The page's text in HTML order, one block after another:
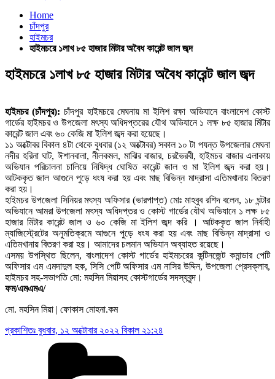
Home
চাঁদপুর
হাইমচর
হাইমচরে ১লাখ ৮৫ হাজার মিটার অবৈধ কারেন্ট জাল জব্দ
হাইমচরে ১লাখ ৮৫ হাজার মিটার অবৈধ কারেন্ট জাল জব্দ
হাইমচর (চাঁদপুর):চাঁদপুর হাইমচরে মেঘনায় মা ইলিশ রক্ষা অভিযানে বাংলাদেশ কোস্ট
গার্ডের হাইমচর ও উপজেলা মৎস্য অধিদপ্তরের যৌথ অভিযানে ১ লক্ষ ৮৫ হাজার মিটার
কারেন্ট জাল এবং ৬০ কেজি মা ইলিশ জব্দ করা হয়েছে।
১১ অক্টোবর বিকাল ৪টা থেকে বুধবার (১২ অক্টোবর) সকাল ১০ টা পযন্ত উপজেলার মেঘনা
নদীর হরিনা ঘাট, ঈশানবালা, নীলকমল, মাঝির বাজার, চরভৈরবী, হাইমচর বাজার এলাকায়
অভিযান পরিচালনা চালিয়ে নিষিদ্ধ ঘোষিত কারেন্ট জাল ও মা ইলিশ জব্দ করা হয়।
আটককৃত জাল আগুনে পুড়ে ধংষ করা হয় এবং মাছ বিভিন্ন মাদ্রাসা এতিমখানায় বিতরণ
করা হয়।
হাইমচর উপজেলা সিনিয়র মৎস্য অফিসার (ভারপাপ্ত) মোঃ মাহবুব রশিদ বলেন, ১৮ ঘন্টার
অভিযানে আমরা উপজেলা মৎস্য অধিদপ্তর ও কোস্ট গার্ডের যৌথ অভিযানে ১ লক্ষ ৮৫
হাজার মিটার কারেন্ট জাল ও ৬০ কেজি মা ইলিশ জব্দ করি । আটককৃত জাল নির্বাহী
ম্যাজিস্ট্রেটের অনুমতিক্রমে আগুনে পুড়ে ধংষ করা হয় এবং মাছ বিভিন্ন মাদ্রাসা ও
এতিমখানায় বিতরণ করা হয়। আমাদের চলমান অভিযান অব্যাহত রয়েছে।
এসময় উপস্থিত ছিলেন, বাংলাদেশ কোস্ট গার্ডের হাইমচরের কন্টিনজেন্ট কমান্ডার পেটি
অফিসার এম এমদাদুল হক, সিসি পেটি অফিসার এম নাসির উদ্দিন, উপজেলা প্রেসক্লাব,
হাইমচর সহ-সভাপতি মো: মহসিন মিয়াসহ কোস্টগার্ডের সদস্যবৃন্দ।
ফম/এমএমএ/
মো. মহসিন মিয়া | ফোকাস মোহনা.কম
প্রকাশিতঃ বুধবার, ১২ অক্টোবার ২০২২ বিকাল ২১:২৪